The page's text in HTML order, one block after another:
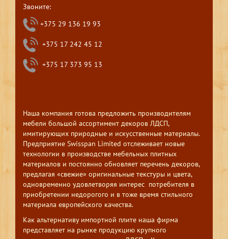
Звоните:
+375 29 136 19 93
+375 17 242 45 12
+375 17 373 95 13
Наша компания готова предложить производителям
мебели большой ассортимент декоров ЛДСП,
имитирующих природные и искусственные материалы.
Предприятие Swisspan Limited отслеживает новые
технологии в производстве мебельных плитных
материалов и постоянно обновляет перечень декоров,
предлагая «свежие» оригинальные текстуры и цвета,
одновременно удовлетворяя интерес потребителя в
приобретении недорогого и в тоже время стильного
материала европейского качества.
Как альтернативу импортной плите наша фирма
представляет на рынке продукцию крупного